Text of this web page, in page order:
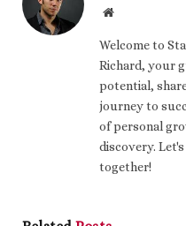
Website
Welcome to
Richard, your
potential,
journey to
of personal
discovery.
together!